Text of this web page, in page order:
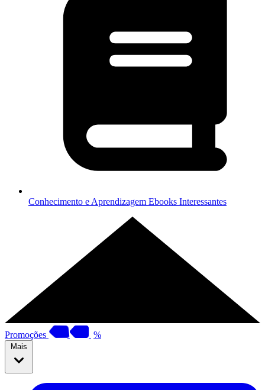
Conhecimento e Aprendizagem Ebooks Interessantes
Promoções %
Mais